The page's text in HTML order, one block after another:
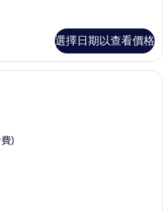
選擇日期以查看價格
極品客房, 1 張特大雙人床 | 高級寢具
)